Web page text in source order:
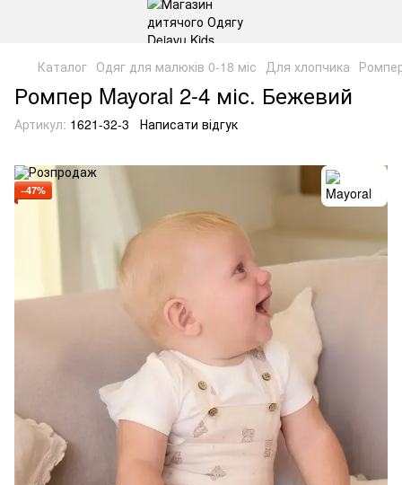
Каталог Одяг для малюків 0-18 міс Для хлопчика
Ромпер Mayoral 2-4 міс. Бежевий
Артикул: 1621-32-3 Написати відгук
−47%